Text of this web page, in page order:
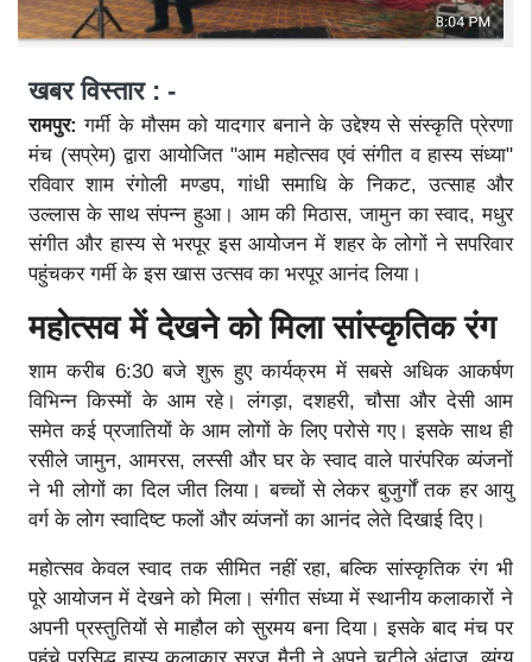
खबर विस्तार : -
रामपुर:गर्मी के मौसम को यादगार बनाने के उद्देश्य से संस्कृति प्रेरणा
मंच (सप्रेम) द्वारा आयोजित "आम महोत्सव एवं संगीत व हास्य संध्या"
रविवार शाम रंगोली मण्डप, गांधी समाधि के निकट, उत्साह और
उल्लास के साथ संपन्न हुआ। आम की मिठास, जामुन का स्वाद, मधुर
संगीत और हास्य से भरपूर इस आयोजन में शहर के लोगों ने सपरिवार
पहुंचकर गर्मी के इस खास उत्सव का भरपूर आनंद लिया।
महोत्सव में देखने को मिला सांस्कृतिक रंग
शाम करीब 6:30 बजे शुरू हुए कार्यक्रम में सबसे अधिक आकर्षण
विभिन्न किस्मों के आम रहे। लंगड़ा, दशहरी, चौसा और देसी आम
समेत कई प्रजातियों के आम लोगों के लिए परोसे गए। इसके साथ ही
रसीले जामुन, आमरस, लस्सी और घर के स्वाद वाले पारंपरिक व्यंजनों
ने भी लोगों का दिल जीत लिया। बच्चों से लेकर बुजुर्गों तक हर आयु
वर्ग के लोग स्वादिष्ट फलों और व्यंजनों का आनंद लेते दिखाई दिए।
महोत्सव केवल स्वाद तक सीमित नहीं रहा, बल्कि सांस्कृतिक रंग भी
पूरे आयोजन में देखने को मिला। संगीत संध्या में स्थानीय कलाकारों ने
अपनी प्रस्तुतियों से माहौल को सुरमय बना दिया। इसके बाद मंच पर
पहुंचे प्रसिद्ध हास्य कलाकार सूरज मैनी ने अपने चुटीले अंदाज, व्यंग्य